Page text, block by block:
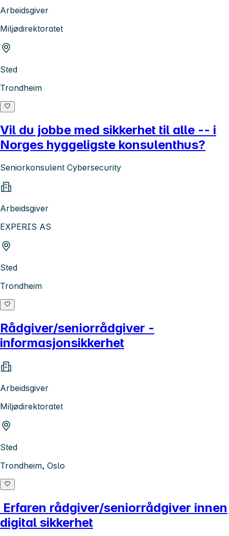
Arbeidsgiver
Miljødirektoratet
Sted
Trondheim
Vil du jobbe med sikkerhet til alle -- i
Norges hyggeligste konsulenthus?
Seniorkonsulent Cybersecurity
Arbeidsgiver
EXPERIS AS
Sted
Trondheim
Rådgiver/seniorrådgiver -
informasjonsikkerhet
Arbeidsgiver
Miljødirektoratet
Sted
Trondheim, Oslo
Erfaren rådgiver/seniorrådgiver innen
digital sikkerhet